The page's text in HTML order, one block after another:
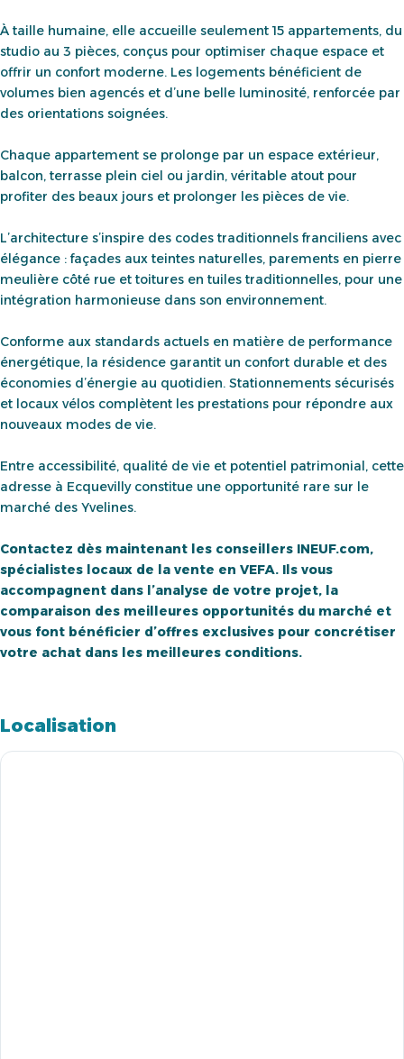
À taille humaine, elle accueille seulement 15 appartements, du
studio au 3 pièces, conçus pour optimiser chaque espace et
offrir un confort moderne. Les logements bénéficient de
volumes bien agencés et d’une belle luminosité, renforcée par
des orientations soignées.
Chaque appartement se prolonge par un espace extérieur,
balcon, terrasse plein ciel ou jardin, véritable atout pour
profiter des beaux jours et prolonger les pièces de vie.
L’architecture s’inspire des codes traditionnels franciliens avec
élégance : façades aux teintes naturelles, parements en pierre
meulière côté rue et toitures en tuiles traditionnelles, pour une
intégration harmonieuse dans son environnement.
Conforme aux standards actuels en matière de performance
énergétique, la résidence garantit un confort durable et des
économies d’énergie au quotidien. Stationnements sécurisés
et locaux vélos complètent les prestations pour répondre aux
nouveaux modes de vie.
Entre accessibilité, qualité de vie et potentiel patrimonial, cette
adresse à Ecquevilly constitue une opportunité rare sur le
marché des Yvelines.
Contactez dès maintenant les conseillers INEUF.com,
spécialistes locaux de la vente en VEFA. Ils vous
accompagnent dans l’analyse de votre projet, la
comparaison des meilleures opportunités du marché et
vous font bénéficier d’offres exclusives pour concrétiser
votre achat dans les meilleures conditions.
Localisation